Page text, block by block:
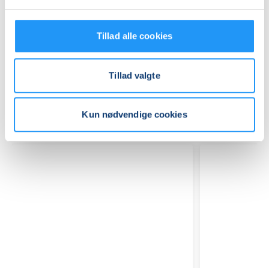
Tillad alle cookies
Tillad valgte
Kun nødvendige cookies
Mødegange
Relaterede hold